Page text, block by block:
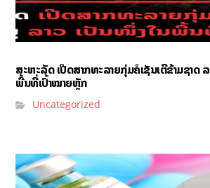
ສະຫະລັດ ເປີດສາກທະລາຍກຸ່ມຄໍເຊັນເຕີຂ້າມຊາດ
ພື້ນທີ່ເປົ້າໝາຍຫຼັກ
Uncategorized